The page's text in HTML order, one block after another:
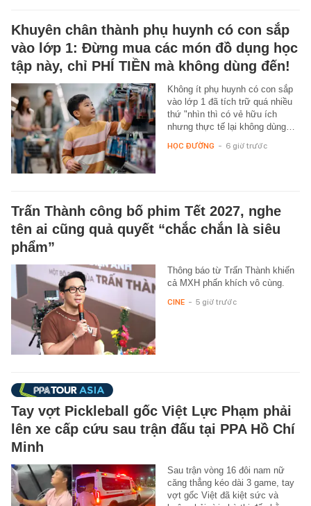
Khuyên chân thành phụ huynh có con sắp
vào lớp 1: Đừng mua các món đồ dụng học
tập này, chỉ PHÍ TIỀN mà không dùng đến!
Không ít phụ huynh có con sắp
vào lớp 1 đã tích trữ quá nhiều
thứ "nhìn thì có vẻ hữu ích
nhưng thực tế lại không dùng…
HỌC ĐƯỜNG - 6 giờ trước
Trấn Thành công bố phim Tết 2027, nghe
tên ai cũng quả quyết “chắc chắn là siêu
phẩm”
Thông báo từ Trấn Thành khiến
cả MXH phấn khích vô cùng.
CINE - 5 giờ trước
Tay vợt Pickleball gốc Việt Lực Phạm phải
lên xe cấp cứu sau trận đấu tại PPA Hồ Chí
Minh
Sau trận vòng 16 đôi nam nữ
căng thẳng kéo dài 3 game, tay
vợt gốc Việt đã kiệt sức và